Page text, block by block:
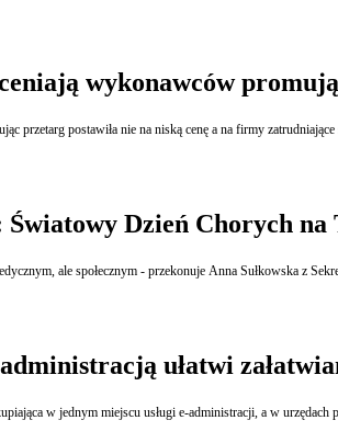
wykonawców
przetarg postawiła nie na niską cenę a na firmy
Światowy Dzień Chorych na
pół wieku są na tę chorobę skuteczne leki, co roku zapada na nią 250 tysięcy osób. W niedzielę 25 stycznia 2015 przypada Światowy Dzień
ułatwi
czy pracodawca opłaca składki na